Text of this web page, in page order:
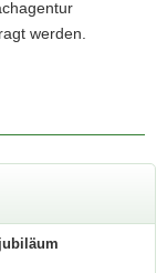
erleben.
werden.